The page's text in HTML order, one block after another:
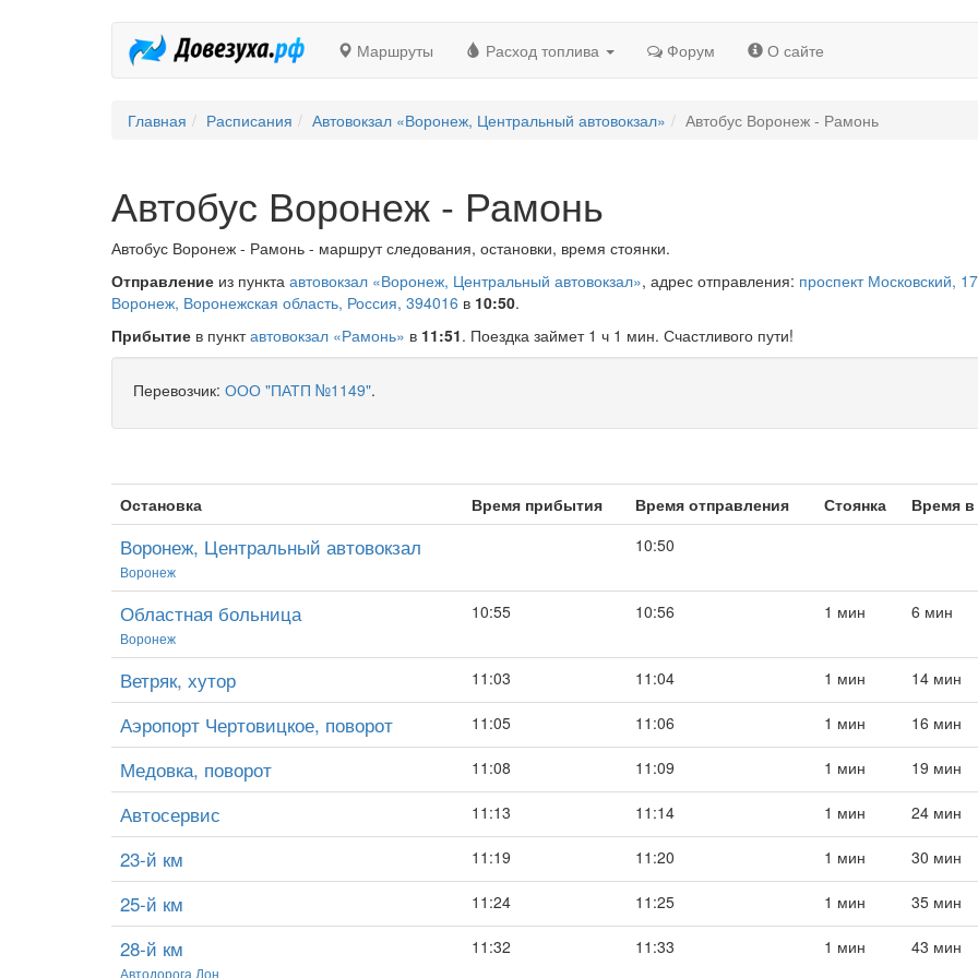
Маршруты Расход топлива Форум О сайте
Главная Расписания Автовокзал «Воронеж, Центральный автовокзал» Автобус Воронеж - Рамонь
Автобус Воронеж - Рамонь
Автобус Воронеж - Рамонь - маршрут следования, остановки, время стоянки.
Отправление из пункта автовокзал «Воронеж, Центральный автовокзал», адрес отправления: проспект Московский,
Воронеж, Воронежская область, Россия, 394016 в 10:50.
Прибытие в пунктавтовокзал «Рамонь» в 11:51. Поездка займет 1 ч 1 мин. Счастливого пути!
Перевозчик: ООО "ПАТП №1149".
Остановка Время прибытия Время отправления Стоянка Время в
Воронеж, Центральный автовокзал
Воронеж
10:50
Областная больница
Воронеж
10:55 10:56 1 мин 6 мин
Ветряк, хутор 11:03 11:04 1 мин 14 мин
Аэропорт Чертовицкое, поворот 11:05 11:06 1 мин 16 мин
Медовка, поворот 11:08 11:09 1 мин 19 мин
Автосервис 11:13 11:14 1 мин 24 мин
23-й км 11:19 11:20 1 мин 30 мин
25-й км 11:24 11:25 1 мин 35 мин
28-й км
Автодорога Дон
11:32 11:33 1 мин 43 мин